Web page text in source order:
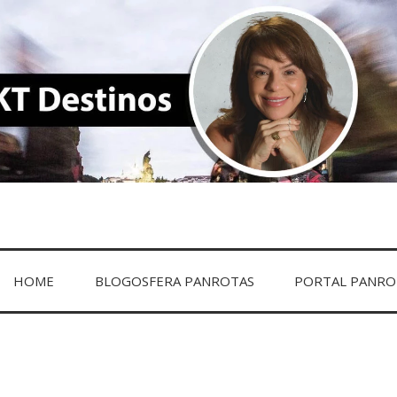
HOME BLOGOSFERA PANROTAS PORTAL